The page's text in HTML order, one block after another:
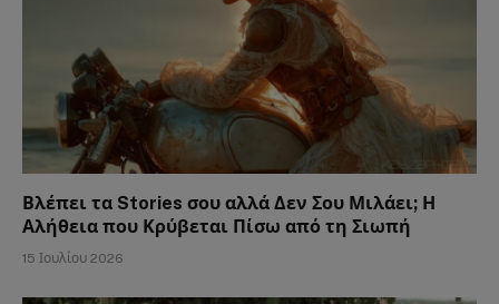
Βλέπει τα Stories σου αλλά Δεν Σου Μιλάει; Η
Αλήθεια που Κρύβεται Πίσω από τη Σιωπή
15 Ιουλίου 2026